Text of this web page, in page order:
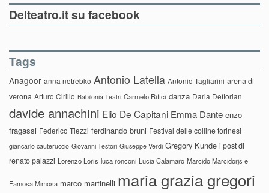
Delteatro.it su facebook
Tags
Anagoor anna netrebko Antonio Latella Antonio Tagliarini arena di
verona Arturo Cirillo Babilonia Teatri Carmelo Rifici danza Daria Deflorian
davide annachini Elio De Capitani Emma Dante enzo
fragassi Federico Tiezzi ferdinando bruni Festival delle colline torinesi
giancarlo cauteruccio Giovanni Testori Giuseppe Verdi Gregory Kunde i post di
renato palazzi Lorenzo Loris luca ronconi Lucia Calamaro Marcido Marcidorjs e
Famosa Mimosa marco martinelli maria grazia gregori